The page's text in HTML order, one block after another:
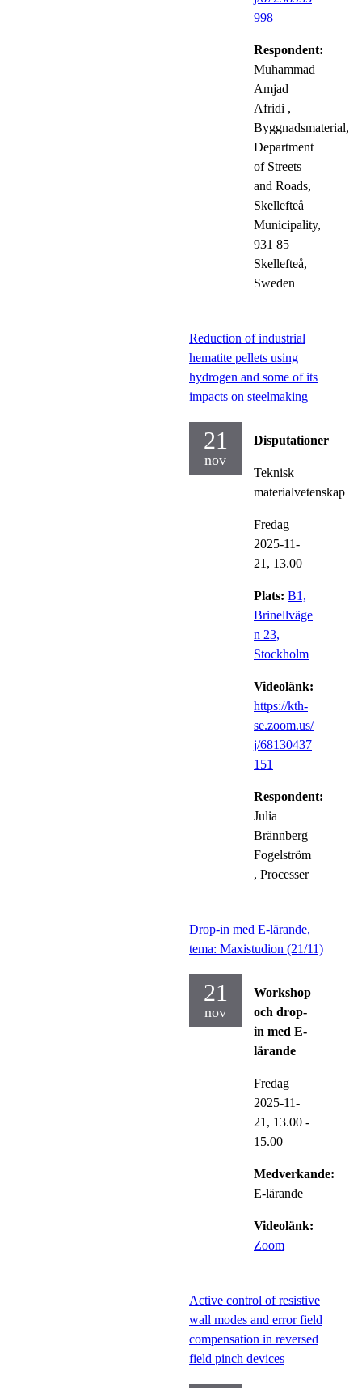
998
Respondent:
Muhammad
Amjad
Afridi ,
Byggnadsmaterial,
Department
of Streets
and Roads,
Skellefteå
Municipality,
931 85
Skellefteå,
Sweden
Reduction of industrial
hematite pellets using
hydrogen and some of its
impacts on steelmaking
21
nov
Disputationer
Teknisk
materialvetenskap
Fredag
2025-11-
21, 13.00
Plats: B1,
Brinellväge
n 23,
Stockholm
Videolänk:
https://kth-
se.zoom.us/
j/68130437
151
Respondent:
Julia
Brännberg
Fogelström
, Processer
Drop-in med E-lärande,
tema: Maxistudion (21/11)
21
nov
Workshop
och drop-
in med E-
lärande
Fredag
2025-11-
21, 13.00 -
15.00
Medverkande:
E-lärande
Videolänk:
Zoom
Active control of resistive
wall modes and error field
compensation in reversed
field pinch devices